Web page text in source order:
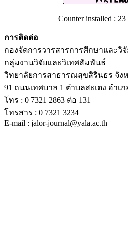
Counter installed :
การติดต่อ
กองจัดการวารสารการศึกษาและวิ
กลุ่มงานวิจัยและวิเทศสัมพันธ์
วิทยาลัยการสาธารณสุขสิรินธร จัง
91 ถนนเทศบาล 1 ตำบลสะเตง อำเ
โทร : 0 7321 2863 ต่อ 131
โทรสาร : 0 7321 3234
E-mail : jalor-journal@yala.ac.th